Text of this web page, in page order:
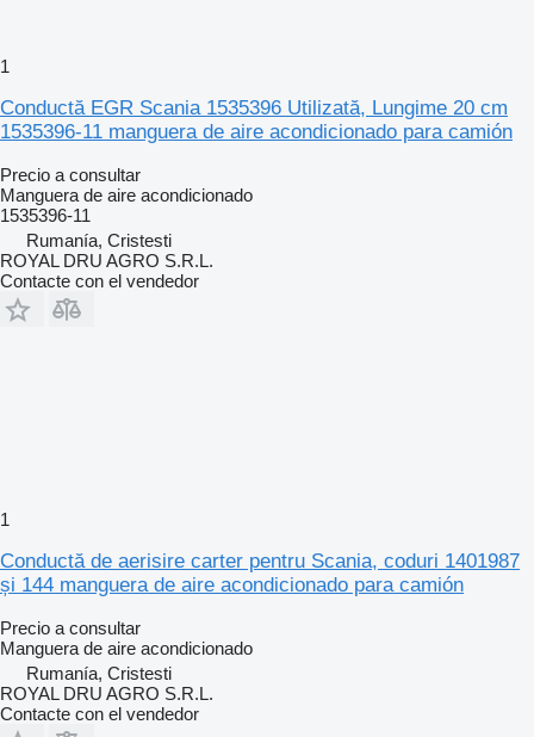
1
Conductă EGR Scania 1535396 Utilizată, Lungime 20 cm
1535396-11 manguera de aire acondicionado para camión
Precio a consultar
Manguera de aire acondicionado
1535396-11
Rumanía, Cristesti
ROYAL DRU AGRO S.R.L.
Contacte con el vendedor
1
Conductă de aerisire carter pentru Scania, coduri 1401987
și 144 manguera de aire acondicionado para camión
Precio a consultar
Manguera de aire acondicionado
Rumanía, Cristesti
ROYAL DRU AGRO S.R.L.
Contacte con el vendedor